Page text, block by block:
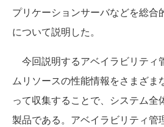
プリケーションサーバなどを総合
について説明した。
今回説明するアベイラビリティ
ムリソースの性能情報をさまざま
って収集することで、システム全
製品である。アベイラビリティ管